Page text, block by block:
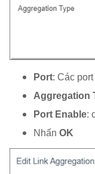
Port: Các
Aggregation
Port Enable:
Nhấn OK